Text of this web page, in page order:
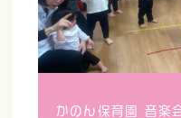
かのん保育園 音楽